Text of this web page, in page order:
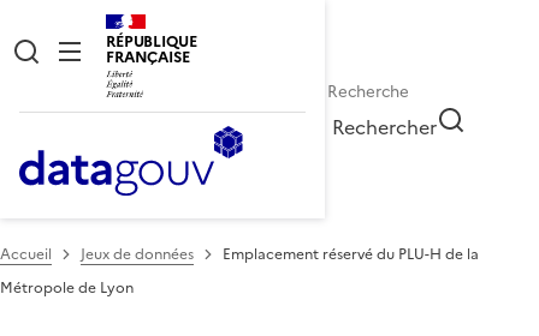
RÉPUBLIQUE
FRANÇAISE
Rechercher
Accueil Jeux de données
Emplacement réservé du PLU-H de la
Métropole de Lyon